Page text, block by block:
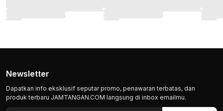
Newsletter
Dapatkan info eksklusif seputar promo, penawaran terbatas, dan
produk terbaru JAMTANGAN.COM langsung di inbox emailmu.